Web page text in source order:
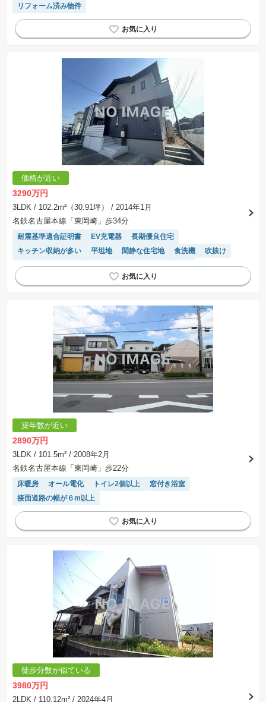
リフォーム済み物件
価格が近い
3290万円
3LDK / 102.2m²（30.91坪）
/ 2014年1月
名鉄名古屋本線「東岡崎」歩34分
耐震基準適合証明書 EV充電器
長期優良住宅
キッチン収納が多い
平坦地 閑静な住宅地 食洗機
吹抜け
オール電化
トイレ2個以上
IHクッキングヒーター
温水洗浄便座
システムキッチン
窓付き浴室
接面道路の幅が６m以上
WIC
築年数が近い
2890万円
3LDK / 101.5m² / 2008年2月
名鉄名古屋本線「東岡崎」歩22分
床暖房 オール電化 トイレ2個以上
窓付き浴室
接面道路の幅が６m以上
徒歩分数が似ている
3980万円
2LDK / 110.12m² / 2024年4月